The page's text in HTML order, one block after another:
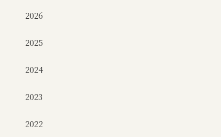
2026
2025
2024
2023
2022